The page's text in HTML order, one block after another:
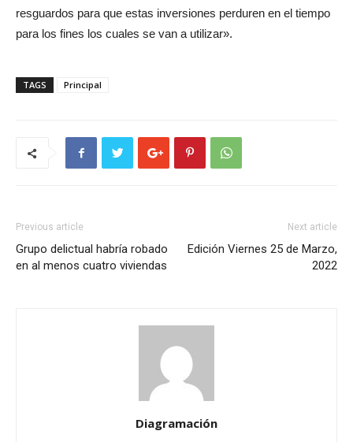
resguardos para que estas inversiones perduren en el tiempo
para los fines los cuales se van a utilizar».
TAGS Principal
Previous article
Grupo delictual habría robado
en al menos cuatro viviendas
Next article
Edición Viernes 25 de Marzo,
2022
Diagramación